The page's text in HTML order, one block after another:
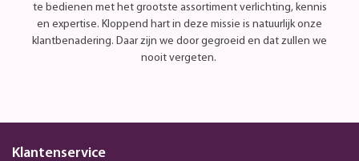
te bedienen met het grootste assortiment verlichting, kennis
en expertise. Kloppend hart in deze missie is natuurlijk onze
klantbenadering. Daar zijn we door gegroeid en dat zullen we
nooit vergeten.
Klantenservice